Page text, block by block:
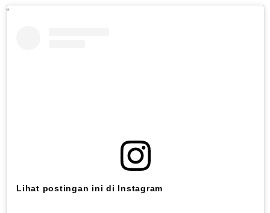
Lihat postingan ini di Instagram